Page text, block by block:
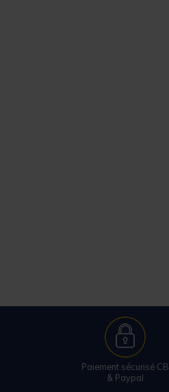
Paiement sécurisé CB
& Paypal